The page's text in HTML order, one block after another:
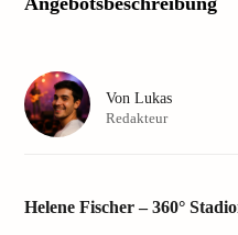
Helene Fischer – 360°
Von Lukas
Redakteur